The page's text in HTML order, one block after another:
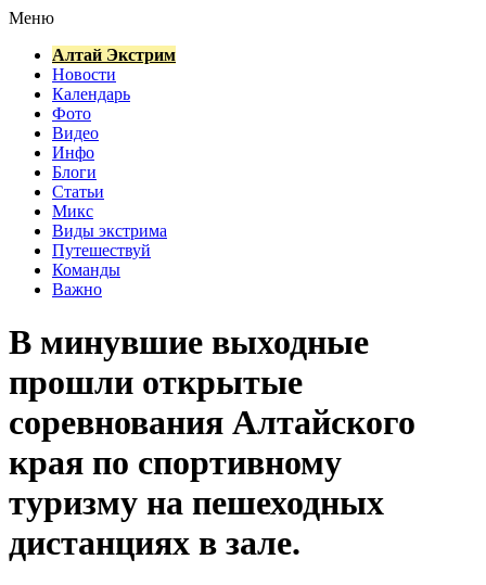
Меню
Алтай Экстрим
Новости
Календарь
Фото
Видео
Инфо
Блоги
Статьи
Микс
Виды экстрима
Путешествуй
Команды
Важно
В минувшие выходные
прошли открытые
соревнования Алтайского
края по спортивному
туризму на пешеходных
дистанциях в зале.